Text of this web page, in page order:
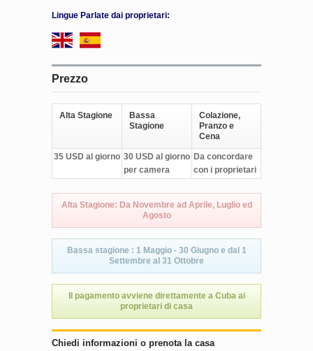
Lingue Parlate dai proprietari:
Prezzo
Alta Stagione
Bassa
Stagione
Colazione,
Pranzo e
Cena
35 USD al giorno 30 USD al giorno
per camera
Da concordare
con i proprietari
Alta Stagione: Da Novembre ad Aprile, Luglio ed
Agosto
Bassa stagione : 1 Maggio - 30 Giugno e dal 1
Settembre al 31 Ottobre
Il pagamento avviene direttamente a Cuba ai
proprietari di casa
Chiedi informazioni o prenota la casa